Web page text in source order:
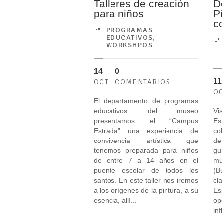
Talleres de creación
para niños
PROGRAMAS
EDUCATIVOS,
WORKSHPOS
14
OCT
0
COMENTARIOS
El departamento de programas
educativos del museo
presentamos el “Campus
Estrada” una experiencia de
convivencia artística que
tenemos preparada para niños
de entre 7 a 14 años en el
puente escolar de todos los
santos. En este taller nos iremos
a los orígenes de la pintura, a su
esencia, allí...
11